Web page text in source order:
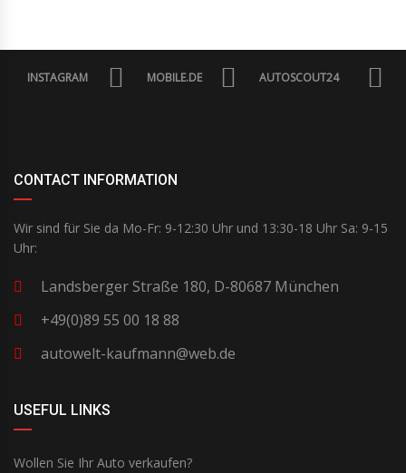
INSTAGRAM MOBILE.DE AUTOSCOUT24
CONTACT INFORMATION
Wir sind für Sie da Mo-Fr: 9-12:30 Uhr und 13:30-18 Uhr Sa: 9-15
Uhr:
Landsberger Straße 180, D-80687 München
+49(0)89 55 00 18 88
autowelt-kaufmann@web.de
USEFUL LINKS
Wollen Sie Ihr Auto verkaufen?